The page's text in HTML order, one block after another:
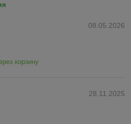
08.05.2026
корзину
28.11.2025